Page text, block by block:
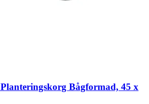
Planteringskorg Bågformad, 45 x